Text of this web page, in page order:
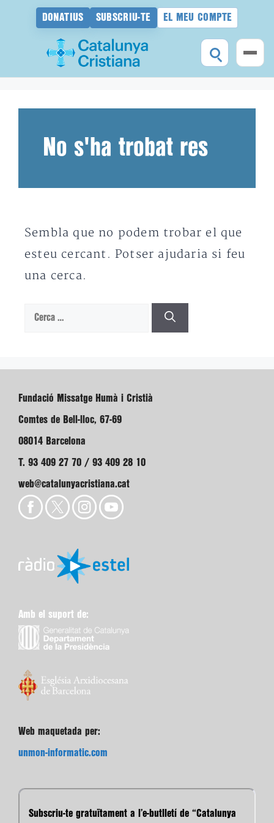
DONATIUS SUBSCRIU-TE EL MEU COMPTE
No s'ha trobat res
Sembla que no podem trobar el que
esteu cercant. Potser ajudaria si feu
una cerca.
Cerca:
Fundació Missatge Humà i Cristià
Comtes de Bell-lloc, 67-69
08014 Barcelona
T. 93 409 27 70 / 93 409 28 10
web@catalunyacristiana.cat
Amb el suport de:
Web maquetada per:
unmon-informatic.com
Subscriu-te gratuïtament a l’e-butlletí de “Catalunya